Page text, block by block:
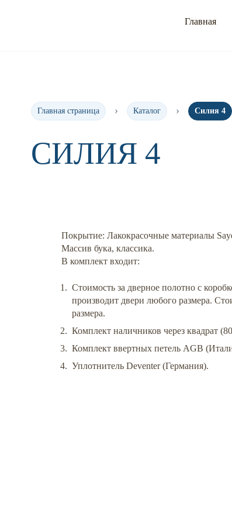
Главная
Главная страница Каталог Силия 4
СИЛИЯ 4
Покрытие: Лакокрасочные материалы
Массив бука, классика.
В комплект входит:
Стоимость за дверное полотно с
производит двери любого размера.
размера.
Комплект наличников через квадрат
Комплект ввертных петель AGB
Уплотнитель Deventer (Германия).